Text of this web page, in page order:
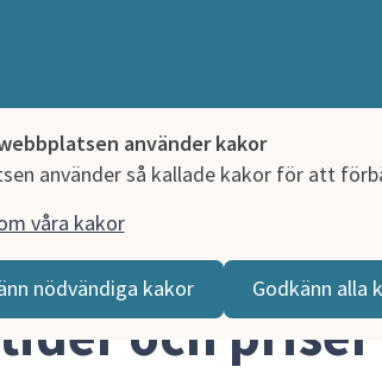
använder kakor
använder så kallade kakor för att
våra kakor
nödvändiga kakor Godkänn alla
och priser